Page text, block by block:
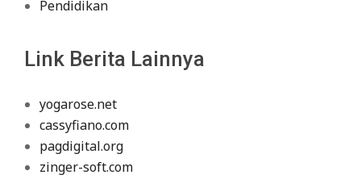
Pendidikan
Link Berita Lainnya
yogarose.net
cassyfiano.com
pagdigital.org
zinger-soft.com